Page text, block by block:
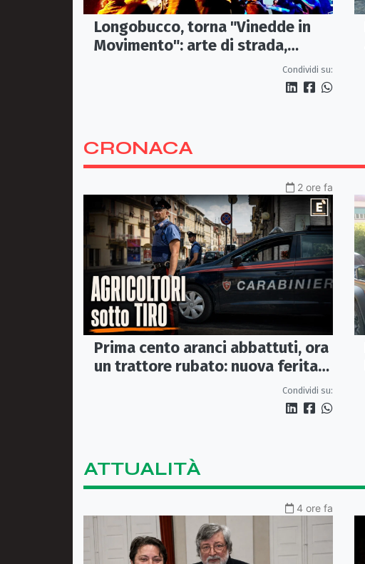
Longobucco, torna "Vinedde in
Movimento": arte di strada,
musica e sapori fanno rivivere il
Condividi su:
CRONACA
2 ore fa
Prima cento aranci abbattuti, ora
un trattore rubato: nuova ferita
all’agricoltura della SibaritideCondividi su:
ATTUALITÀ
4 ore fa